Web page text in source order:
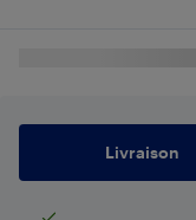
Livraison